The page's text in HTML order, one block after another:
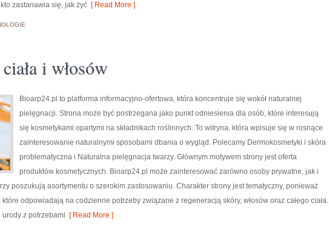
zastanawia się, jak żyć [ Read More ]
i włosów
Bioarp24.pl to platforma informacyjno-ofertowa, która koncentruje się wokół naturalnej
pielęgnacji. Strona może być postrzegana jako punkt odniesienia dla osób, które interesują
się kosmetykami opartymi na składnikach roślinnych. To witryna, która wpisuje się w rosnące
zainteresowanie naturalnymi sposobami dbania o wygląd. Polecamy Dermokosmetyki i skóra
problematyczna i Naturalna pielęgnacja twarzy. Głównym motywem strony jest oferta
produktów kosmetycznych. Bioarp24.pl może zainteresować zarówno osoby prywatne, jak i
poszukują asortymentu o szerokim zastosowaniu. Charakter strony jest tematyczny, ponieważ
odpowiadają na codzienne potrzeby związane z regeneracją skóry, włosów oraz całego ciała.
z potrzebami [ Read More ]